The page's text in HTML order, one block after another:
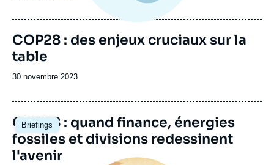
Image
de
couverture
la
COP28 : des enjeux cruciaux sur la
table
Date
publication
30 novembre 2023
Briefings
Image
principale
COP28 : quand finance, énergies
fossiles et divisions redessinent
l'avenir